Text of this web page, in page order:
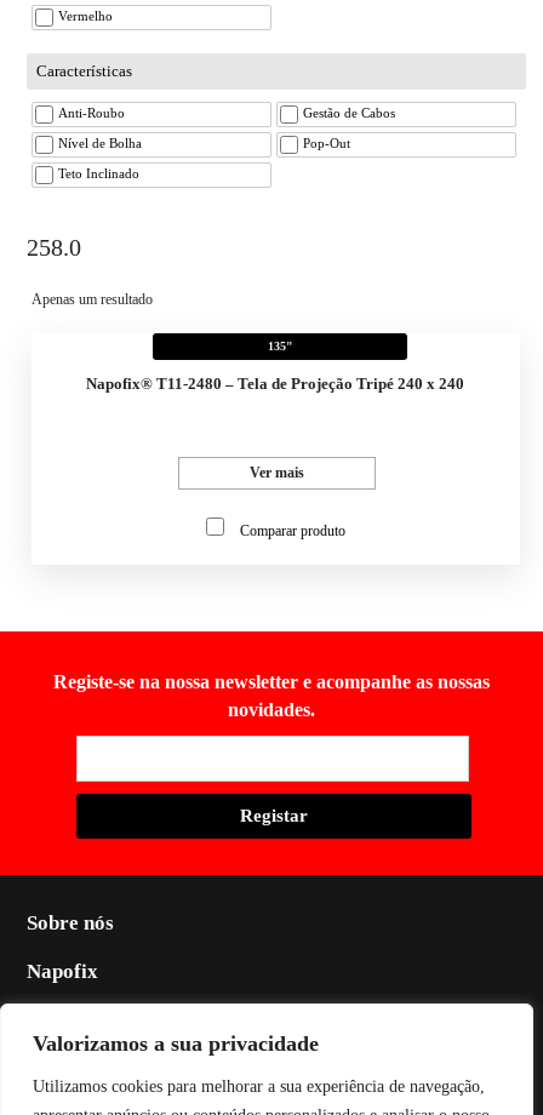
Valorizamos a sua privacidade
Utilizamos cookies para melhorar a sua experiência de navegação,
Vermelho
Características
Anti-Roubo Gestão de Cabos
Nível de Bolha Pop-Out
Teto Inclinado
258.0
Apenas um resultado
135"
Napofix® T11-2480 – Tela de Projeção Tripé 240 x 240
Ver mais
Comparar produto
Registe-se na nossa newsletter e acompanhe as nossas
novidades.
Sobre nós
Napofix